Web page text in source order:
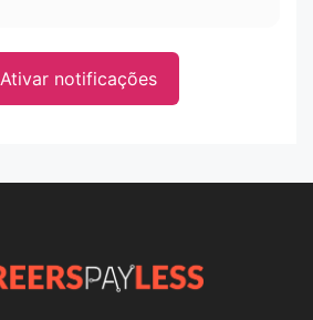
Ativar notificações